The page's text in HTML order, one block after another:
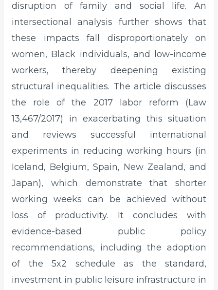
disruption of family and social life. An
intersectional analysis further shows that
these impacts fall disproportionately on
women, Black individuals, and low-income
workers, thereby deepening existing
structural inequalities. The article discusses
the role of the 2017 labor reform (Law
13,467/2017) in exacerbating this situation
and reviews successful international
experiments in reducing working hours (in
Iceland, Belgium, Spain, New Zealand, and
Japan), which demonstrate that shorter
working weeks can be achieved without
loss of productivity. It concludes with
evidence-based public policy
recommendations, including the adoption
of the 5x2 schedule as the standard,
investment in public leisure infrastructure in